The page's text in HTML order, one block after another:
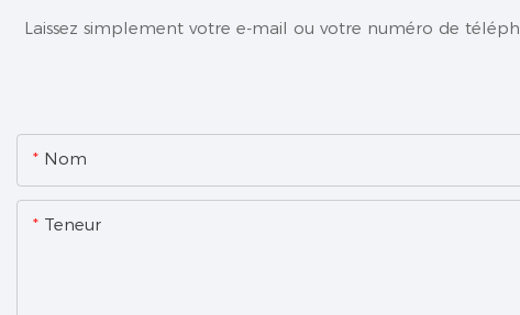
Laissez simplement votre e-mail ou votre numéro de
Nom
Teneur